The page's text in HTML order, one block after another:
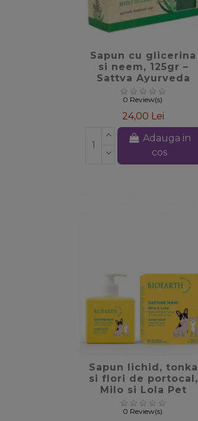
Sapun cu glicerina
si neem, 125gr –
Sattva Ayurveda
0 Review(s)
24,00 Lei
Adauga in
cos
Sapun lichid, tonka
si flori de portocal,
Milo si Lola Pet
Love Bioearth,
300ml
0 Review(s)